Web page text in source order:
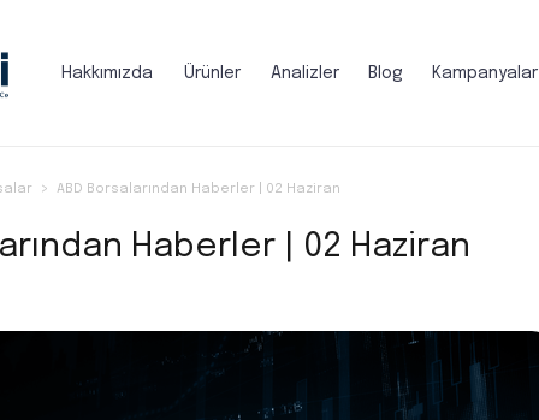
Hakkımızda Ürünler Analizler Blog Kampanyalar
ABD Borsalarından Haberler | 02 Haziran
Haberler | 02 Haziran